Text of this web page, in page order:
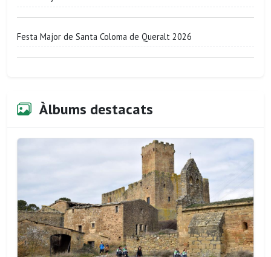
Festa Major de Santa Coloma de Queralt 2026
Àlbums destacats